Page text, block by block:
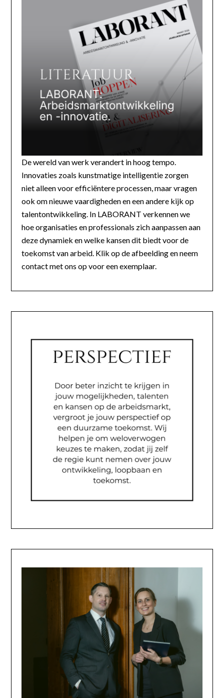
De wereld van werk verandert in hoog tempo.
Innovaties zoals kunstmatige intelligentie zorgen
niet alleen voor efficiëntere processen, maar vragen
ook om nieuwe vaardigheden en een andere kijk op
talentontwikkeling. In LABORANT verkennen we
hoe organisaties en professionals zich aanpassen aan
deze dynamiek en welke kansen dit biedt voor de
toekomst van arbeid. Klik op de afbeelding en neem
contact met ons op voor een exemplaar.